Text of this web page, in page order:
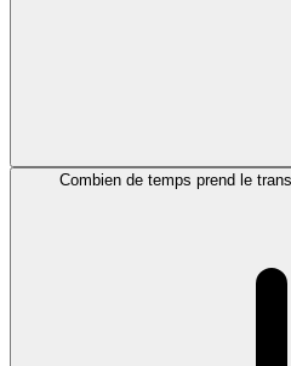
Combien de temps prend le